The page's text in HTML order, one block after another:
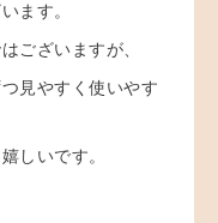
ます。
ございますが、
見やすく使いやす
しいです。